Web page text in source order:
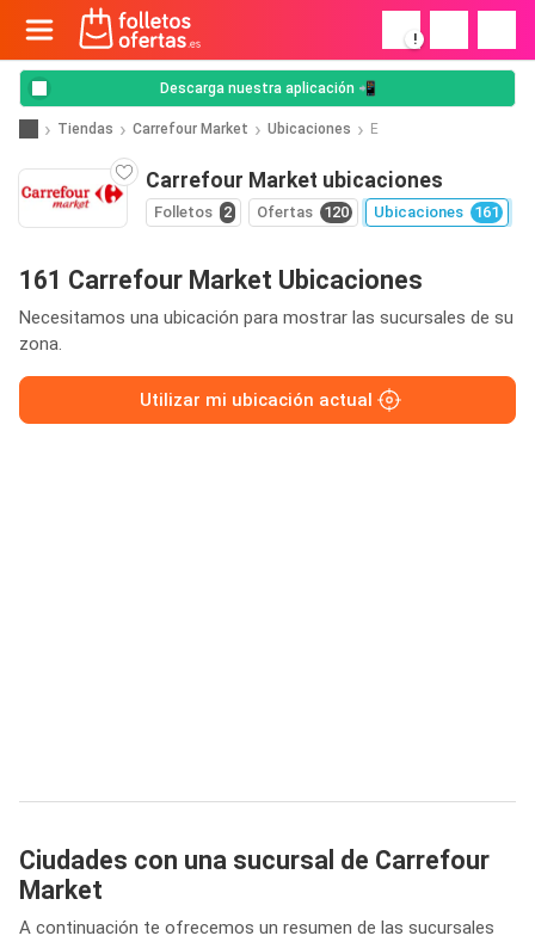
!
Descarga nuestra aplicación 📲
Tiendas Carrefour Market Ubicaciones E
Carrefour Market ubicaciones
Folletos 2 Ofertas 120 Ubicaciones 161
161 Carrefour Market Ubicaciones
Necesitamos una ubicación para mostrar las sucursales de su
zona.
Utilizar mi ubicación actual
Ciudades con una sucursal de Carrefour
Market
A continuación te ofrecemos un resumen de las sucursales